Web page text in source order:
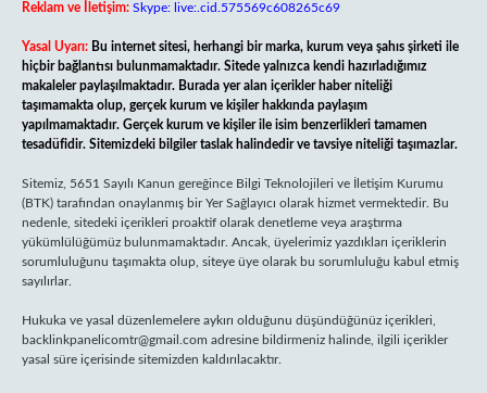
Reklam ve İletişim: Skype: live:.cid.575569c608265c69
Yasal Uyarı: Bu internet sitesi, herhangi bir marka, kurum veya şahıs şirketi ile
hiçbir bağlantısı bulunmamaktadır. Sitede yalnızca kendi hazırladığımız
makaleler paylaşılmaktadır. Burada yer alan içerikler haber niteliği
taşımamakta olup, gerçek kurum ve kişiler hakkında paylaşım
yapılmamaktadır. Gerçek kurum ve kişiler ile isim benzerlikleri tamamen
tesadüfidir. Sitemizdeki bilgiler taslak halindedir ve tavsiye niteliği taşımazlar.
Sitemiz, 5651 Sayılı Kanun gereğince Bilgi Teknolojileri ve İletişim Kurumu
(BTK) tarafından onaylanmış bir Yer Sağlayıcı olarak hizmet vermektedir. Bu
nedenle, sitedeki içerikleri proaktif olarak denetleme veya araştırma
yükümlülüğümüz bulunmamaktadır. Ancak, üyelerimiz yazdıkları içeriklerin
sorumluluğunu taşımakta olup, siteye üye olarak bu sorumluluğu kabul etmiş
sayılırlar.
Hukuka ve yasal düzenlemelere aykırı olduğunu düşündüğünüz içerikleri,
backlinkpanelicomtr@gmail.com adresine bildirmeniz halinde, ilgili içerikler
yasal süre içerisinde sitemizden kaldırılacaktır.